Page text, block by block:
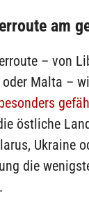
am
– von
Malta –
östliche
Ukraine
die